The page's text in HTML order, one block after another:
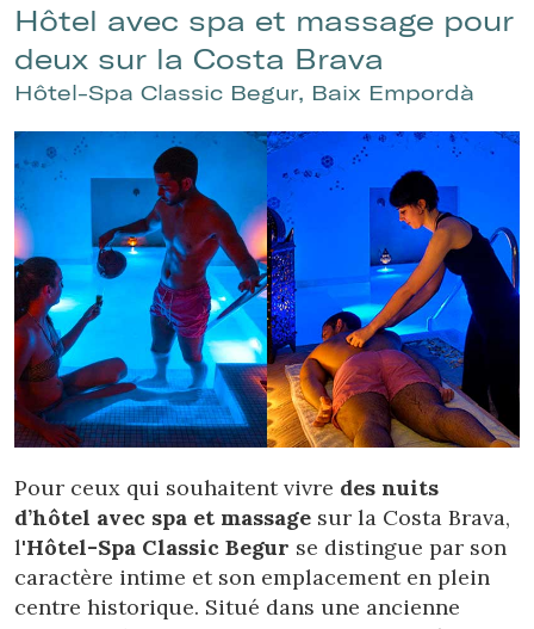
Hôtel avec spa et massage pour
deux sur la Costa Brava
Hôtel-Spa Classic Begur, Baix Empordà
Pour ceux qui souhaitent vivre des nuits
d’hôtel avec spa et massage sur la Costa Brava,
l'Hôtel-Spa Classic Begur se distingue par son
caractère intime et son emplacement en plein
centre historique. Situé dans une ancienne